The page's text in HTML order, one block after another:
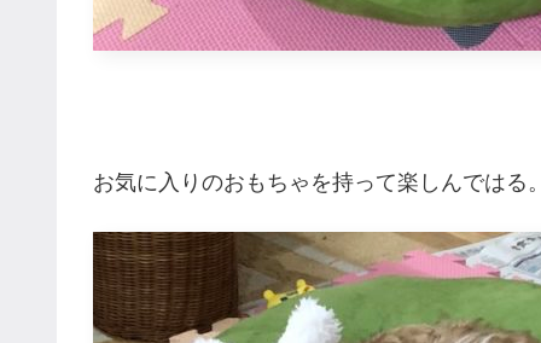
お気に入りのおもちゃを持って楽しんではる